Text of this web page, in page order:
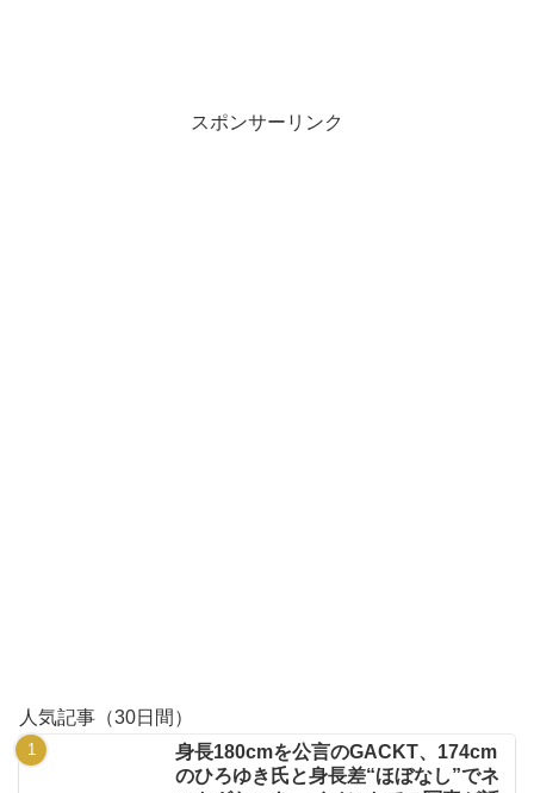
スポンサーリンク
人気記事（30日間）
身長180cmを公言のGACKT、174cm
のひろゆき氏と身長差“ほぼなし”でネ